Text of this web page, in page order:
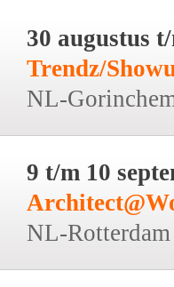
30 augustus
Trendz/
NL-
9 t/m 10
NL-Rotterdam